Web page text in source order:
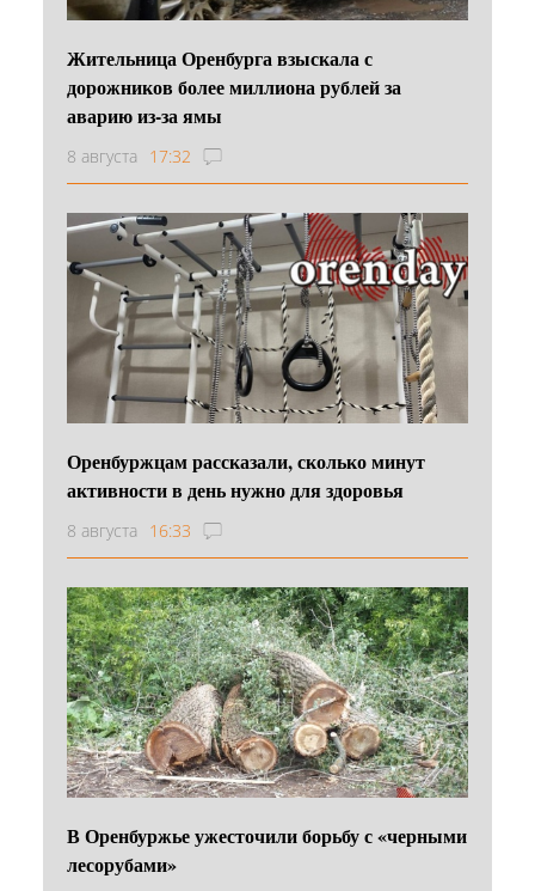
Жительница Оренбурга взыскала с
дорожников более миллиона рублей за
аварию из-за ямы
8 августа 17:32
Оренбуржцам рассказали, сколько минут
активности в день нужно для здоровья
8 августа 16:33
В Оренбуржье ужесточили борьбу с «черными
лесорубами»